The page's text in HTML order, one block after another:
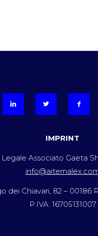
IMPRINT
Associato Gaeta
dei Chiavari, 82 – 00186
P.IVA: 16705131007